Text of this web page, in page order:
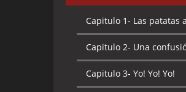
Capitulo 1- Las patatas
Capitulo 2- Una
Capitulo 3- Yo! Yo! Yo!